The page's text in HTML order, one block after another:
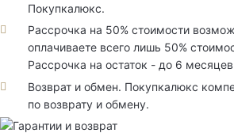
Покупкалюкс.
Рассрочка на 50% стоимости
оплачиваете всего лишь 50%
Рассрочка на остаток - до 6
Возврат и обмен. Покупкалюкс
по возврату и обмену.